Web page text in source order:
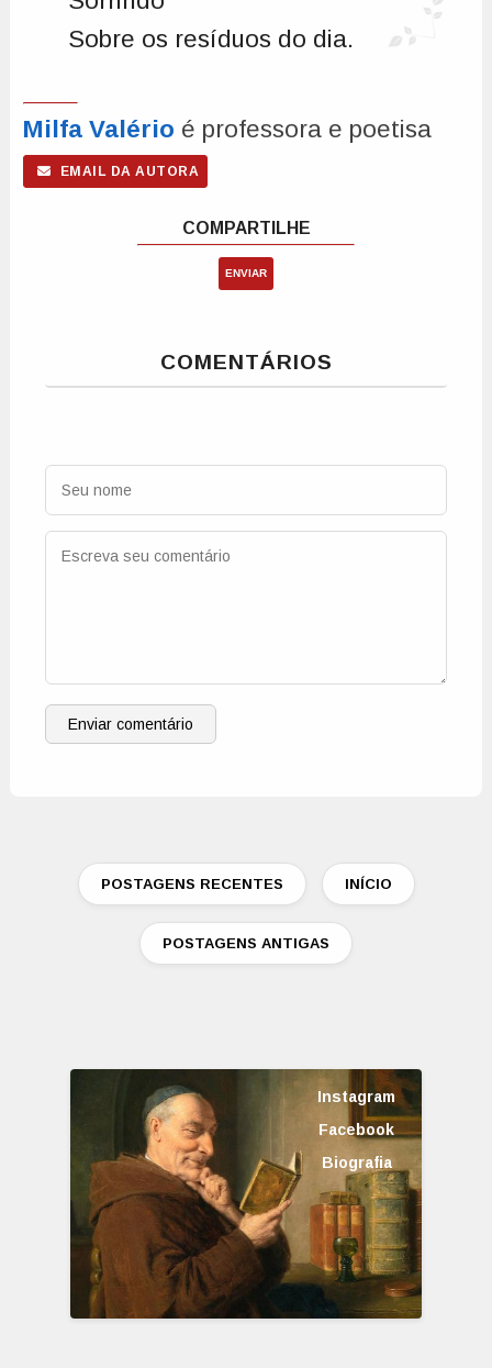
Sobre os resíduos do dia.
Milfa Valério é professora e poetisa
EMAIL DA AUTORA
ENVIAR
COMENTÁRIOS
Enviar comentário
POSTAGENS RECENTES INÍCIO
POSTAGENS ANTIGAS
Instagram
Facebook
Biografia